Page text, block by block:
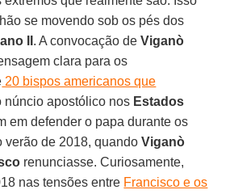
se movendo sob os pés dos
II . A convocação deViganò
clara para os
20 bispos americanos que
núncio apostólico nos Estados
em defender o papa durante os
verão de 2018, quandoViganò
renunciasse. Curiosamente,
nas tensões entre Francisco e os